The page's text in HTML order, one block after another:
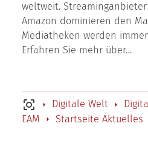
weltweit.
Amazon dominieren den
Mediatheken werden
Erfahren Sie mehr über…
Digitale Welt
EAM
Startseite Aktuelles